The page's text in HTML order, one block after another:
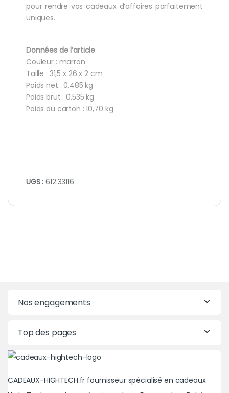
pour rendre vos cadeaux d’affaires parfaitement
uniques.
Données de l’article
Couleur : marron
Taille : 31,5 x 26 x 2 cm
Poids net : 0,485 kg
Poids brut : 0,535 kg
Poids du carton : 10,70 kg
UGS :612.33116
Nos engagements
Top des pages
CADEAUX-HIGHTECH.fr fournisseur spécialisé en cadeaux